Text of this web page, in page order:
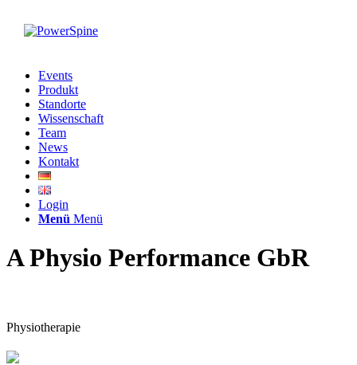
Events
Produkt
Standorte
Wissenschaft
Team
News
Kontakt
Login
Menü Menü
A Physio Performance GbR
Physiotherapie